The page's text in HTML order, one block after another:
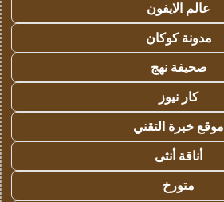
عالم الايفون
مدونة كوكان
صحيفة نهج
كار نيوز
موقع خبرة التقني
أناقة أنثى
متورخ